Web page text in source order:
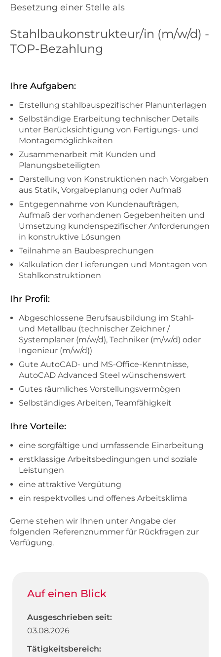
Besetzung einer Stelle als
Stahlbaukonstrukteur/in (m/w/d) -
TOP-Bezahlung
Ihre Aufgaben:
Erstellung stahlbauspezifischer Planunterlagen
Selbständige Erarbeitung technischer Details
unter Berücksichtigung von Fertigungs- und
Montagemöglichkeiten
Zusammenarbeit mit Kunden und
Planungsbeteiligten
Darstellung von Konstruktionen nach Vorgaben
aus Statik, Vorgabeplanung oder Aufmaß
Entgegennahme von Kundenaufträgen,
Aufmaß der vorhandenen Gegebenheiten und
Umsetzung kundenspezifischer Anforderungen
in konstruktive Lösungen
Teilnahme an Baubesprechungen
Kalkulation der Lieferungen und Montagen von
Stahlkonstruktionen
Ihr Profil:
Abgeschlossene Berufsausbildung im Stahl-
und Metallbau (technischer Zeichner /
Systemplaner (m/w/d), Techniker (m/w/d) oder
Ingenieur (m/w/d))
Gute AutoCAD- und MS-Office-Kenntnisse,
AutoCAD Advanced Steel wünschenswert
Gutes räumliches Vorstellungsvermögen
Selbständiges Arbeiten, Teamfähigkeit
Ihre Vorteile:
eine sorgfältige und umfassende Einarbeitung
erstklassige Arbeitsbedingungen und soziale
Leistungen
eine attraktive Vergütung
ein respektvolles und offenes Arbeitsklima
Gerne stehen wir Ihnen unter Angabe der
folgenden Referenznummer für Rückfragen zur
Verfügung.
Auf einen Blick
Ausgeschrieben seit:
03.08.2026
Tätigkeitsbereich: